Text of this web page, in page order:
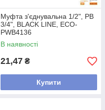
Муфта з'єднувальна 1/2", РВ
3/4", BLACK LINE, ECO-
PWB4136
В наявності
21,47 ₴
Купити